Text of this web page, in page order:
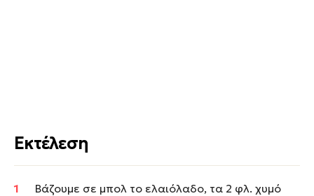
Εκτέλεση
Βάζουμε σε μπολ το ελαιόλαδο, τα 2 φλ. χυμό